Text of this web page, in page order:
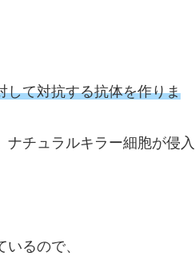
して対抗する抗体を作りま
チュラルキラー細胞が侵入
るので、